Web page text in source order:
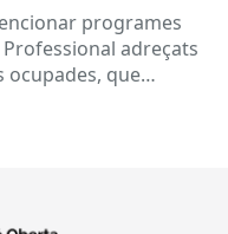
ocupadesprogrames
adreçats
ocupades, que